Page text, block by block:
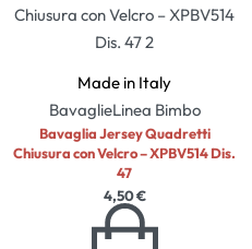
Made in Italy
BavaglieLinea Bimbo
Bavaglia Jersey Quadretti
Chiusura con Velcro – XPBV514 Dis.
47
4,50€